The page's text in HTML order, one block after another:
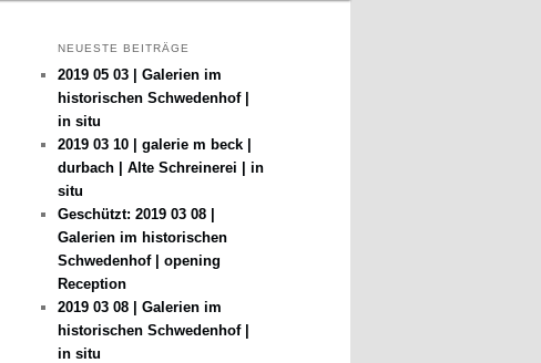
NEUESTE BEITRÄGE
2019 05 03 | Galerien im
historischen Schwedenhof |
in situ
2019 03 10 | galerie m beck |
durbach | Alte Schreinerei | in
situ
Geschützt: 2019 03 08 |
Galerien im historischen
Schwedenhof | opening
Reception
2019 03 08 | Galerien im
historischen Schwedenhof |
in situ